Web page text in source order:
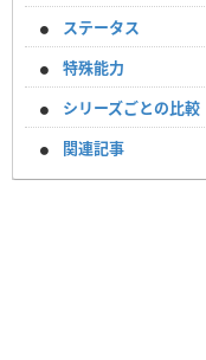
ステータス
特殊能力
シリーズごとの比較
関連記事